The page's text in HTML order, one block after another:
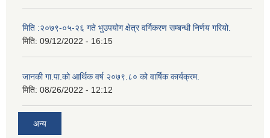
मिति :२०७९-०५-२६ गते भुउपयोग क्षेत्र वर्गिकरण सम्बन्धी निर्णय गरियो.
मिति: 09/12/2022 - 16:15
जानकी गा.पा.को आर्थिक वर्ष २०७९.८० को वार्षिक कार्यक्रम.
मिति: 08/26/2022 - 12:12
अन्य